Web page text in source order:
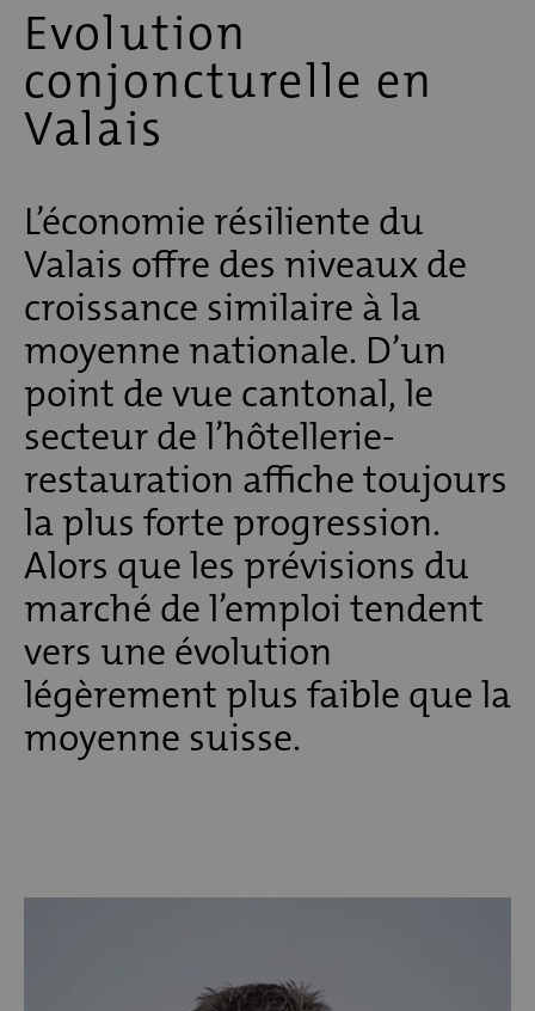
Evolution
conjoncturelle en
Valais
L’économie résiliente du
Valais offre des niveaux de
croissance similaire à la
moyenne nationale. D’un
point de vue cantonal, le
secteur de l’hôtellerie-
restauration affiche toujours
la plus forte progression.
Alors que les prévisions du
marché de l’emploi tendent
vers une évolution
légèrement plus faible que la
moyenne suisse.